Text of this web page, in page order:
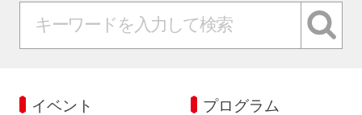
イベント プログラム